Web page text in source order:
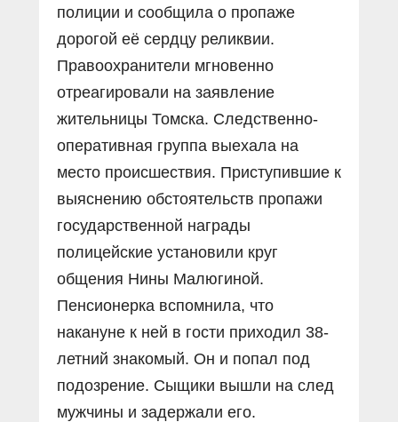
полиции и сообщила о пропаже
дорогой её сердцу реликвии.
Правоохранители мгновенно
отреагировали на заявление
жительницы Томска. Следственно-
оперативная группа выехала на
место происшествия. Приступившие к
выяснению обстоятельств пропажи
государственной награды
полицейские установили круг
общения Нины Малюгиной.
Пенсионерка вспомнила, что
накануне к ней в гости приходил 38-
летний знакомый. Он и попал под
подозрение. Сыщики вышли на след
мужчины и задержали его.